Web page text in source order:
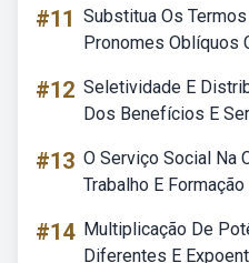
#11 Substitua Os
Pronomes Oblíquos
#12 Seletividade E
Dos Benefícios E
#13 O Serviço Social Na
Trabalho E
#14 Multiplicação De
Diferentes E